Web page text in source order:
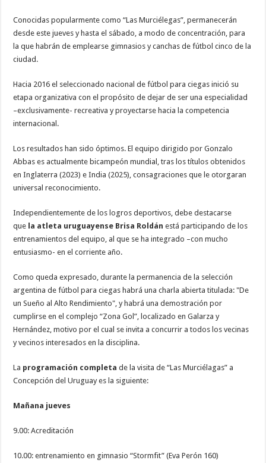
Conocidas popularmente como “Las Murciélegas”, permanecerán
desde este jueves y hasta el sábado, a modo de concentración, para
la que habrán de emplearse gimnasios y canchas de fútbol cinco de la
ciudad.
Hacia 2016 el seleccionado nacional de fútbol para ciegas inició su
etapa organizativa con el propósito de dejar de ser una especialidad
–exclusivamente- recreativa y proyectarse hacia la competencia
internacional.
Los resultados han sido óptimos. El equipo dirigido por Gonzalo
Abbas es actualmente bicampeón mundial, tras los títulos obtenidos
en Inglaterra (2023) e India (2025), consagraciones que le otorgaran
universal reconocimiento.
Independientemente de los logros deportivos, debe destacarse
que la atleta uruguayense Brisa Roldánestá participando de los
entrenamientos del equipo, al que se ha integrado –con mucho
entusiasmo- en el corriente año.
Como queda expresado, durante la permanencia de la selección
argentina de fútbol para ciegas habrá una charla abierta titulada: "De
un Sueño al Alto Rendimiento", y habrá una demostración por
cumplirse en el complejo “Zona Gol”, localizado en Galarza y
Hernández, motivo por el cual se invita a concurrir a todos los vecinas
y vecinos interesados en la disciplina.
La programación completa de la visita de “Las Murciélagas” a
Concepción del Uruguay es la siguiente:
Mañana jueves
9.00: Acreditación
10.00: entrenamiento en gimnasio “Stormfit” (Eva Perón 160)